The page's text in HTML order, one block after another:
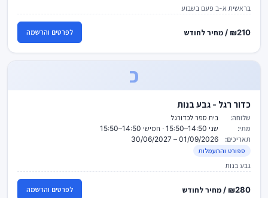
בראשית א-ב פעם בשבוע
₪210 / מחיר לחודש לפרטים והרשמה
כ
כדור רגל - גבע בנות
שלוחה:
בית ספר לכדורגל
מתי:
שני 14:50–15:50 · חמישי 14:50–15:50
תאריכים:
01/09/2026 – 30/06/2027
ספורט והתעמלות
גבע בנות
₪280 / מחיר לחודש לפרטים והרשמה